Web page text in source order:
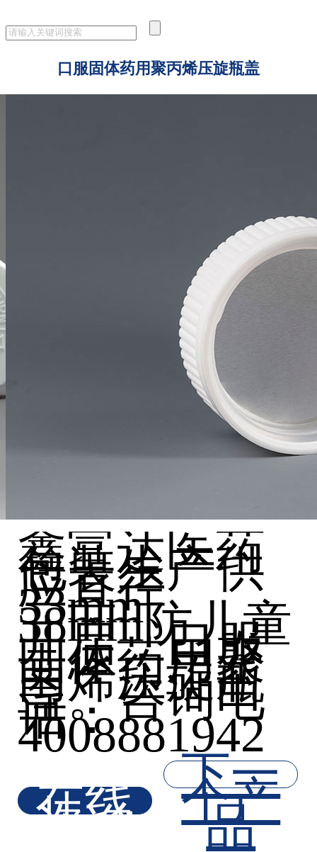
口服固体药用聚丙烯压旋瓶盖
鑫富达医药
包装生产供
应直径
33mm、
38mm防儿童
开启，口服
固体药用聚
丙烯压旋瓶
盖。咨询电
话：
4008881942
在线
咨询
下一
个产
品